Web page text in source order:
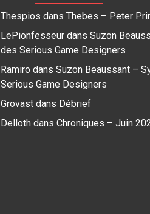
Thespios dans Thebes – Peter
LePionfesseur dans Suzon
des Serious Game Designers
Ramiro dans Suzon Beaussant –
Serious Game Designers
Grovast dans Débrief
Delloth dans Chroniques – Juin